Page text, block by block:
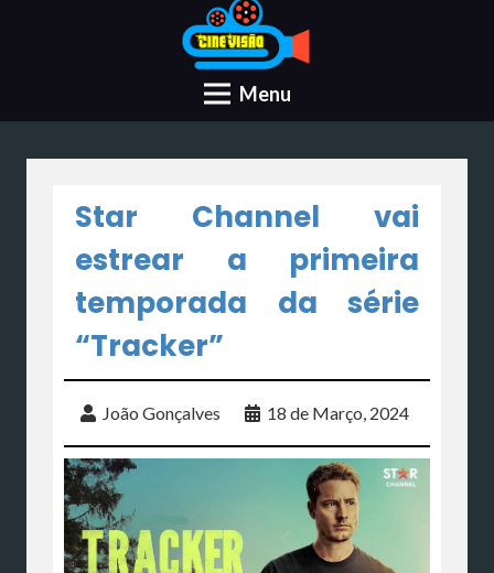
Menu
Star Channel vai
estrear a primeira
temporada da série
“Tracker”
João Gonçalves 18 de Março, 2024